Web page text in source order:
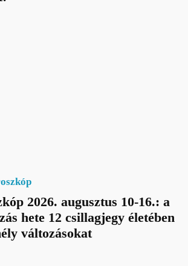
2026. augusztus 10-16.: a
hete 12 csillagjegy életében
változásokat